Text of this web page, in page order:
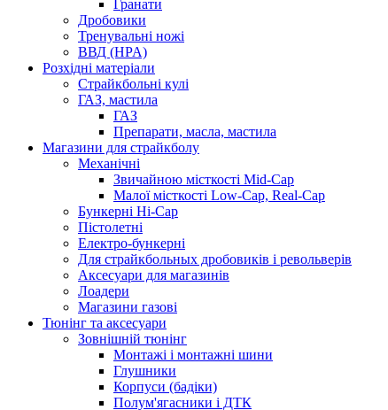
Гранати
Дробовики
Тренувальні ножі
ВВД (HPA)
Розхідні матеріали
Страйкбольні кулі
ГАЗ, мастила
ГАЗ
Препарати, масла, мастила
Магазини для страйкболу
Механічні
Звичайною місткості Mid-Cap
Малої місткості Low-Cap, Real-Cap
Бункерні Hi-Cap
Пістолетні
Електро-бункерні
Для страйкбольных дробовиків і револьверів
Аксесуари для магазинів
Лоадери
Магазини газові
Тюнінг та аксесуари
Зовнішній тюнінг
Монтажі і монтажні шини
Глушники
Корпуси (бадіки)
Полум'ягасники і ДТК